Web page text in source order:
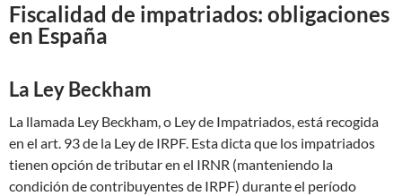
Fiscalidad de impatriados: obligaciones
en España
La Ley Beckham
La llamada Ley Beckham, o Ley de Impatriados, está recogida
en el art. 93 de la Ley de IRPF. Esta dicta que los impatriados
tienen opción de tributar en el IRNR (manteniendo la
condición de contribuyentes de IRPF) durante el período